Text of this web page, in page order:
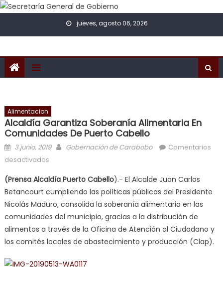
Skip to content
jueves, agosto 06, 2026
Alimentacion
Alcaldía Garantiza Soberanía Alimentaria En
Comunidades De Puerto Cabello
Posted on
3 junio, 2019 Author
Gobernación de Carabobo
Comentarios
desactivados
(Prensa Alcaldía Puerto Cabello).- El Alcalde Juan Carlos
Betancourt cumpliendo las políticas públicas del Presidente
Nicolás Maduro, consolida la soberanía alimentaria en las
comunidades del municipio, gracias a la distribución de
alimentos a través de la Oficina de Atención al Ciudadano y
los comités locales de abastecimiento y producción (Clap).